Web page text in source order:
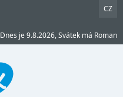
CZ
Dnes je 9.8.2026, Svátek má Roman